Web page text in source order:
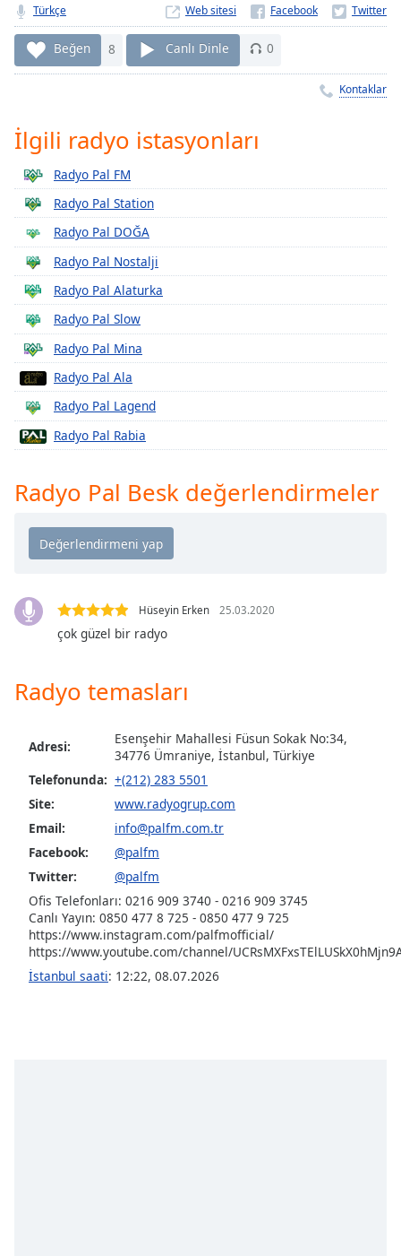
currently
behind
liveLIVE
Remaining
Time-
Playback
Rate
Chapters
Chapters
Descriptions
descriptions
off,
selected
Subtitles
subtitles
settings ,
opens
settings
dialog
subtitles
off,
Audio
Track
Picture
Fullscreen
modal
window.
dialog
window.
Escape
cancel
Türkçe Web sitesi
Beğen 8 Canlı Dinle 0
Kontaklar
İlgili radyo istasyonları
Radyo Pal FM
Radyo Pal Station
Radyo Pal DOĞA
Radyo Pal Nostalji
Radyo Pal Alaturka
Radyo Pal Slow
Radyo Pal Mina
Radyo Pal Ala
Radyo Pal Lagend
Radyo Pal Rabia
Radyo Pal Besk değerlendirmeler
Hüseyin Erken 25.03.2020
çok güzel bir radyo
Radyo temasları
Adresi:
Esenşehir Mahallesi Füsun Sokak No:34,
34776 Ümraniye, İstanbul, Türkiye
Telefonunda: +(212) 283 5501
Site:
www.radyogrup.com
Email:
info@palfm.com.tr
Facebook:
@palfm
Twitter:
@palfm
Ofis Telefonları: 0216 909 3740 - 0216 909 3745
Canlı Yayın: 0850 477 8 725 - 0850 477 9 725
https://www.instagram.com/palfmofficial/
https://www.youtube.com/channel/
İstanbul saati: 12:22, 08.07.2026